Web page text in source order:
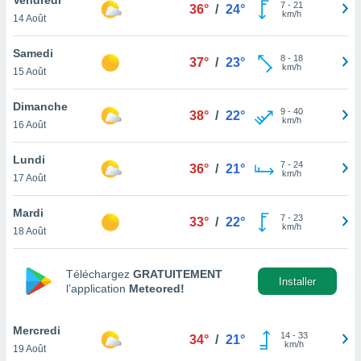
et
»,
au
vous
qu'ils
ou
le
ainsi
un
la
du
14 Août
36° / 24° 7- 21
km/h
Samedi
15 Août
37° / 23° 8- 18
km/h
Dimanche
16 Août
38° / 22° 9- 40
km/h
Lundi
17 Août
36° / 21° 7- 24
km/h
Mardi
18 Août
33° / 22° 7- 23
km/h
Téléchargez GRATUITEMENT
l’application Meteored!
Installer
Mercredi
19 Août
34° / 21° 14- 33
km/h